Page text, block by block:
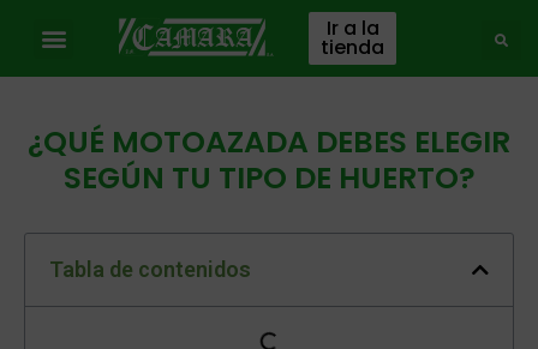
Ir a la
tienda
¿QUÉ MOTOAZADA DEBES ELEGIR
SEGÚN TU TIPO DE HUERTO?
Tabla de contenidos